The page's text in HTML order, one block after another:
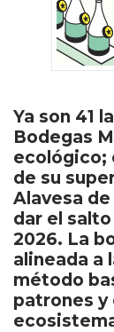
Ya son 41
Bodegas
ecológico;
de su
Alavesa
dar el
2026. La
alineada a
método
patrones y